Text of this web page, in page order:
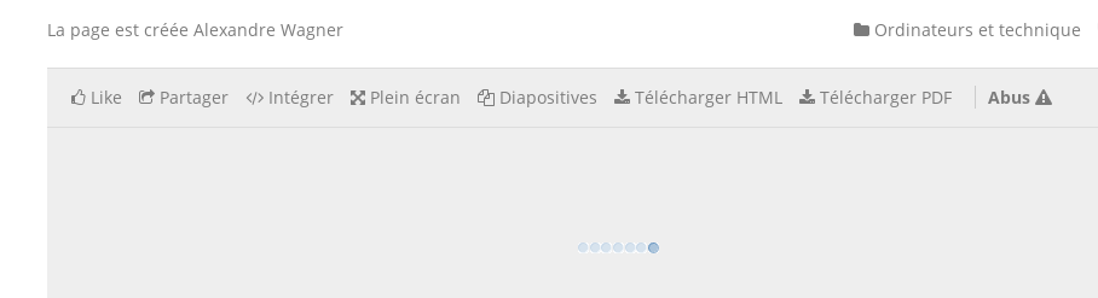
La page est créée Alexandre Wagner Ordinateurs et technique
Like Partager Intégrer Plein écran Diapositives Télécharger HTML Télécharger PDF Abus